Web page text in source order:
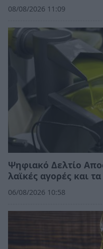
08/08/2026 11:09
Ψηφιακό Δελτίο
λαϊκές αγορές και
06/08/2026 10:58